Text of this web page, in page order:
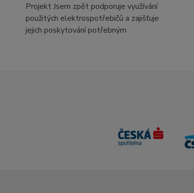
Projekt Jsem zpět podporuje využívání
použitých elektrospotřebičů a zajišťuje
jejich poskytování potřebným